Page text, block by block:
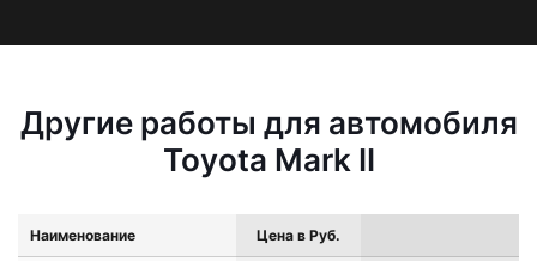
Другие работы для автомобиля
Toyota Mark II
Наименование Цена в Руб.